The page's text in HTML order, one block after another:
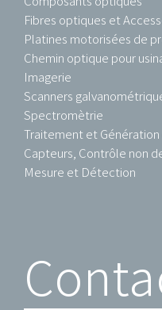
Fibres optiques et
Platines motorisées de
Chemin optique pour
Imagerie
Scanners
Spectromètrie
Traitement et Génération
Capteurs, Contrôle non
Mesure et Détection